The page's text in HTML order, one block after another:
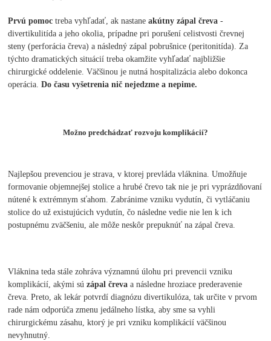
Prvú pomoc treba vyhľadať, ak nastaneakútny zápal čreva -
divertikulitída a jeho okolia, prípadne pri porušení celistvosti črevnej
steny (perforácia čreva) a následný zápal pobrušnice (peritonitída). Za
týchto dramatických situácií treba okamžite vyhľadať najbližšie
chirurgické oddelenie. Väčšinou je nutná hospitalizácia alebo dokonca
operácia.Do času vyšetrenia nič nejedzme a nepime.
Možno predchádzať rozvoju komplikácií?
Najlepšou prevenciou je strava, v ktorej prevláda vláknina. Umožňuje
formovanie objemnejšej stolice a hrubé črevo tak nie je pri vyprázdňovaní
nútené k extrémnym sťahom. Zabránime vzniku vydutín, či vytláčaniu
stolice do už existujúcich vydutín, čo následne vedie nie len k ich
postupnému zväčšeniu, ale môže neskôr prepuknúť na zápal čreva.
Vláknina teda stále zohráva významnú úlohu pri prevencii vzniku
komplikácií, akými súzápal čreva a následne hroziace prederavenie
čreva. Preto, ak lekár potvrdí diagnózu divertikulóza, tak určite v prvom
rade nám odporúča zmenu jedálneho lístka, aby sme sa vyhli
chirurgickému zásahu, ktorý je pri vzniku komplikácií väčšinou
nevyhnutný.